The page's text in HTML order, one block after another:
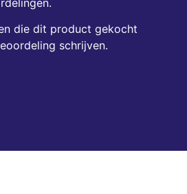
die dit product gekocht
schrijven.